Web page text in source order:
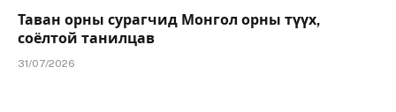
Таван орны сурагчид Монгол орны түүх,
соёлтой танилцав
31/07/2026